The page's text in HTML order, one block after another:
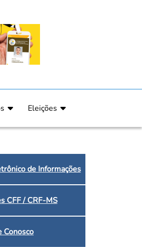
Eleições
Candidatos
de Informações
CFF / CRF-MS
Conosco